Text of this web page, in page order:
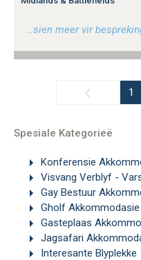
…sien meer vir
1
Spesiale Kategorieë
Konferensie
Visvang Verblyf -
Gay Bestuur
Gholf Akkommodasie
Gasteplaas
Jagsafari
Interesante Blyplekke